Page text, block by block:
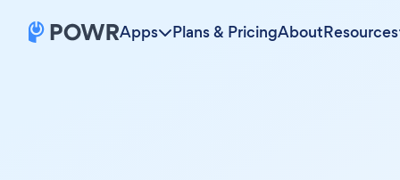
Apps Plans & PricingAboutResources